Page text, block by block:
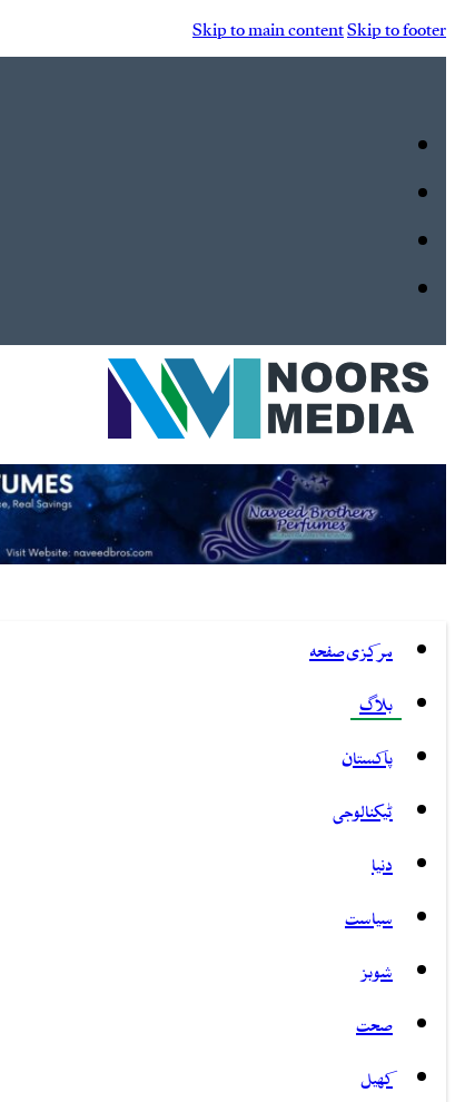
Skip to main contentSkip to footer
مرکزی صفحہ
بلاگ
پاکستان
ٹیکنالوجی
دنیا
سیاست
شوبز
صحت
کھیل